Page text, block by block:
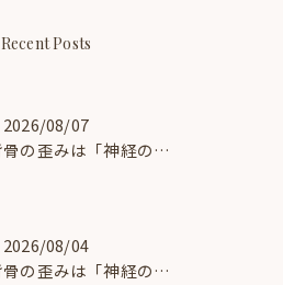
Recent Posts
2026/08/07
背骨の歪みは「神経の電線」を圧迫する？ 実は循環とバランスの関係が重要です！
2026/08/04
背骨の歪みは「神経の電線」を圧迫する？循環と体のバランスの知られざる関係